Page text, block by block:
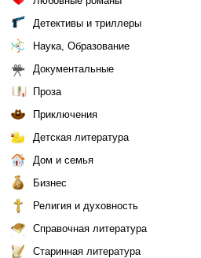
Детективы и триллеры
Наука, Образование
Документальные
Проза
Приключения
Детская литература
Дом и семья
Бизнес
Религия и духовность
Справочная литература
Старинная литература